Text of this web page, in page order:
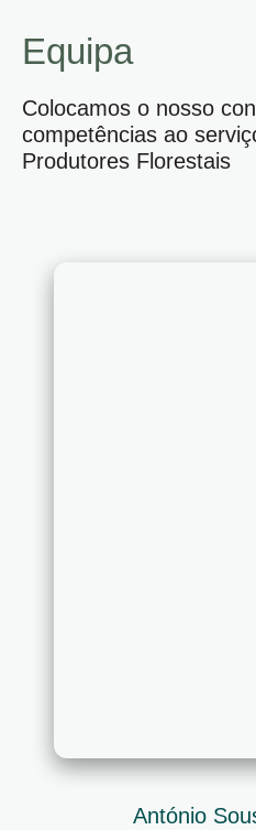
Equipa
Colocamos o nosso
competências ao
Produtores Florestais
António